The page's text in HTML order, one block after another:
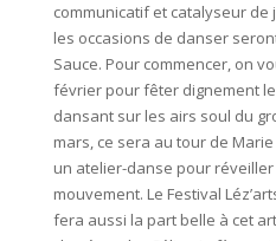
communicatif et catalyseur de
les occasions de danser
Sauce. Pour commencer, on
février pour fêter dignement
dansant sur les airs soul du
mars, ce sera au tour de
un atelier-danse pour
mouvement. Le Festival
fera aussi la part belle à cet